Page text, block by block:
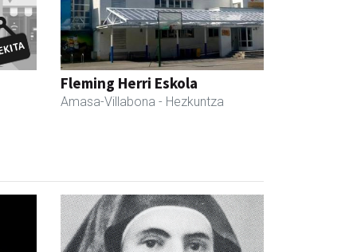
Fleming Herri Eskola
Amasa-Villabona - Hezkuntza